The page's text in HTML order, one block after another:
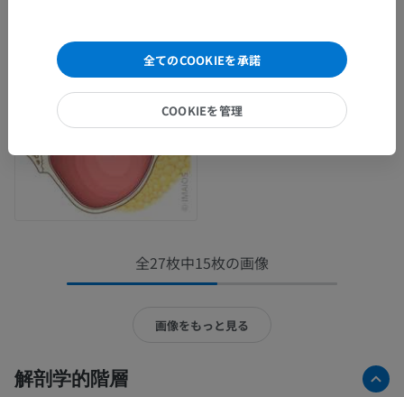
全27枚中15枚の画像
画像をもっと見る
解剖学的階層
全てのCOOKIEを承諾
COOKIEを管理